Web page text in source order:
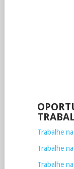
Trabalhe
Trabalhe
Trabalhe